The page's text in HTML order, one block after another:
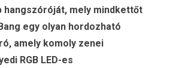
hangszóróját, mely mindkettőt
egy olyan hordozható
amely komoly zenei
RGB LED-es